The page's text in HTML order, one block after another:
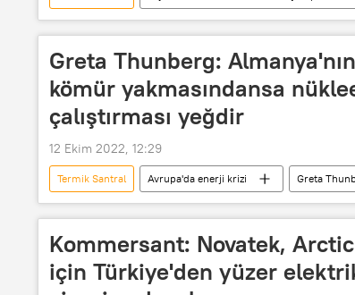
Greta Thunberg:
kömür yakmasındansa
çalıştırması yeğdir
12 Ekim 2022, 12:29
Termik Santral Avrupa'da enerji krizi Greta
Robert Habeck
Nükleer santral Kömür
Kommersant: Novatek,
için Türkiye'den yüzer